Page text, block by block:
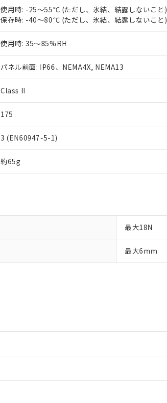
使用時: -25～55℃ (ただし、氷結、結露しないこと)
保存時: -40～80℃ (ただし、氷結、結露しないこと)
使用時: 35～85%RH
パネル前面: IP66、NEMA4X, NEMA13
Class II
175
3 (EN60947-5-1)
約65g
最大18N
最大6mm